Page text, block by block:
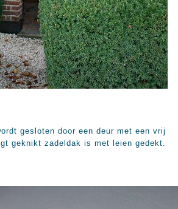
gesloten door een deur met een vrij
geknikt zadeldak is met leien gedekt.